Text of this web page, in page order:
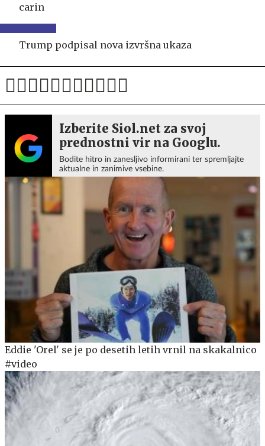
carin
Trump podpisal nova izvršna ukaza
Izberite Siol.net za svoj
prednostni vir na Googlu.
Bodite hitro in zanesljivo informirani ter spremljajte
aktualne in zanimive vsebine.
Eddie 'Orel' se je po desetih letih vrnil na skakalnico
#video